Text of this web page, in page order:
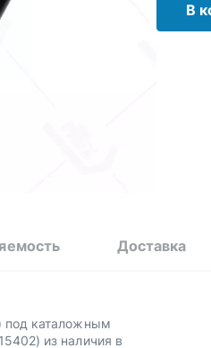
В
Доставка
под каталожным
из наличия в